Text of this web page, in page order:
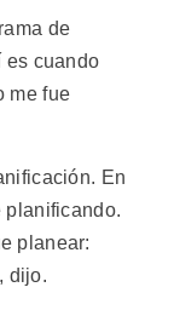
de
es cuando
me fue
En
planificando.
planear:
dijo.